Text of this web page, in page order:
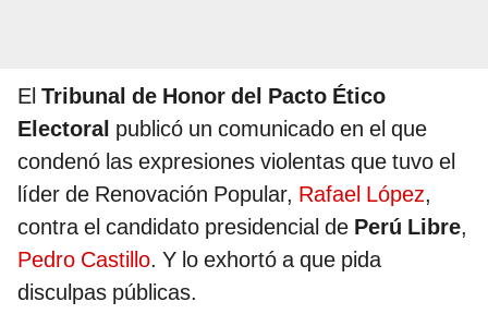
El Tribunal de Honor del Pacto Ético
Electoral publicó un comunicado en el que
condenó las expresiones violentas que tuvo el
líder de Renovación Popular, Rafael López,
contra el candidato presidencial de Perú Libre,
Pedro Castillo. Y lo exhortó a que pida
disculpas públicas.